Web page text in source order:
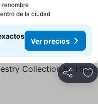
renombre
de la ciudad
Ver precios
Compartir